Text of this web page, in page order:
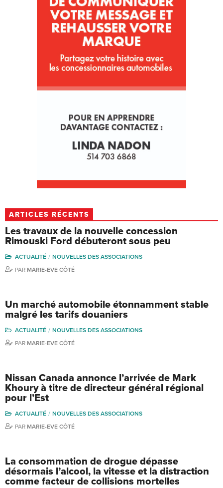
ARTICLES RÉCENTS
Les travaux de la nouvelle concession
Rimouski Ford débuteront sous peu
ACTUALITÉ
NOUVELLES DES ASSOCIATIONS
PAR MARIE-EVE CÔTÉ
Un marché automobile étonnamment stable
malgré les tarifs douaniers
ACTUALITÉ
NOUVELLES DES ASSOCIATIONS
PAR MARIE-EVE CÔTÉ
Nissan Canada annonce l’arrivée de Mark
Khoury à titre de directeur général régional
pour l’Est
ACTUALITÉ
NOUVELLES DES ASSOCIATIONS
PAR MARIE-EVE CÔTÉ
La consommation de drogue dépasse
désormais l’alcool, la vitesse et la distraction
comme facteur de collisions mortelles